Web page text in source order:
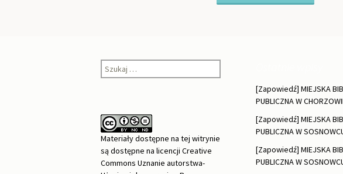
Szukaj:
[Zapowiedź] MIEJSKA
PUBLICZNA W
[Zapowiedź] MIEJSKA
PUBLICZNA W
[Zapowiedź] MIEJSKA
PUBLICZNA W
Materiały dostępne na tej witrynie
są dostępne na licencji Creative
Commons Uznanie autorstwa-